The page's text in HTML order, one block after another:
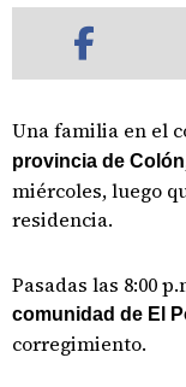
Una familia en el
provincia de Colón
miércoles, luego
residencia.
Pasadas las 8:00
comunidad de El
corregimiento.